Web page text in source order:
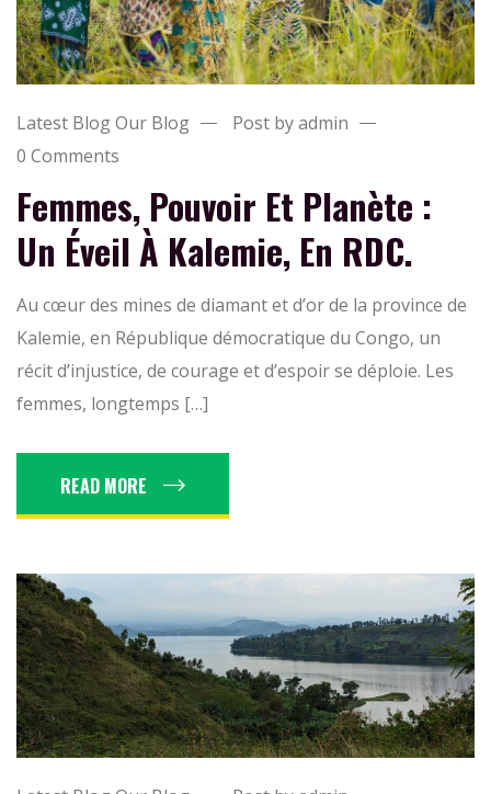
Latest BlogOur Blog
Post by admin
0 Comments
Femmes, Pouvoir Et Planète :
Un Éveil À Kalemie, En RDC.
Au cœur des mines de diamant et d’or de la province de
Kalemie, en République démocratique du Congo, un
récit d’injustice, de courage et d’espoir se déploie. Les
femmes, longtemps […]
READ MORE